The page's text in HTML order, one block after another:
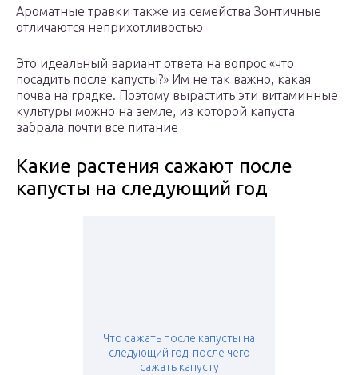
Ароматные травки также из семейства Зонтичные
отличаются неприхотливостью
Это идеальный вариант ответа на вопрос «что
посадить после капусты?» Им не так важно, какая
почва на грядке. Поэтому вырастить эти витаминные
культуры можно на земле, из которой капуста
забрала почти все питание
Какие растения сажают после
капусты на следующий год
Что сажать после капусты на
следующий год. после чего
сажать капусту